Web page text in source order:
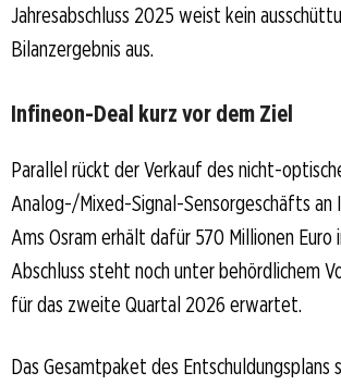
Jahresabschluss 2025 weist kein
Bilanzergebnis aus.
Infineon-Deal kurz vor dem Ziel
Parallel rückt der Verkauf des nicht-
Analog-/Mixed-Signal-Sensorgeschäfts an
Ams Osram erhält dafür 570 Millionen Euro
Abschluss steht noch unter behördlichem
für das zweite Quartal 2026 erwartet.
Das Gesamtpaket des Entschuldungsplans